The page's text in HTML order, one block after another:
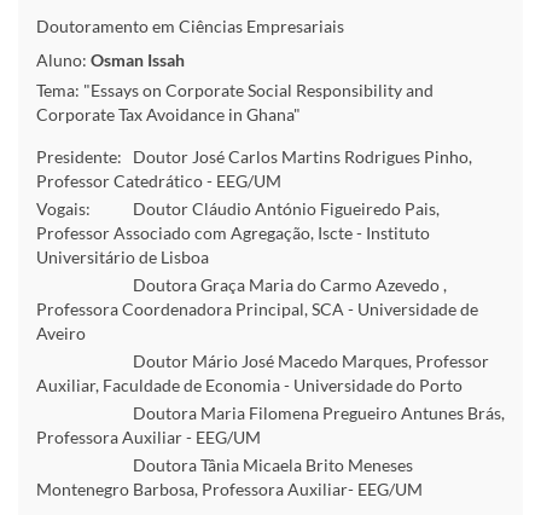
Doutoramento em Ciências Empresariais
Aluno: Osman Issah
Tema: "Essays on Corporate Social Responsibility and
Corporate Tax Avoidance in Ghana"
Presidente:
Doutor José Carlos Martins Rodrigues Pinho,
Professor Catedrático - EEG/UM
Vogais:
Doutor Cláudio António Figueiredo Pais,
Professor Associado com Agregação, Iscte - Instituto
Universitário de Lisboa
Doutora Graça Maria do Carmo Azevedo ,
Professora Coordenadora Principal, SCA - Universidade de
Aveiro
Doutor Mário José Macedo Marques, Professor
Auxiliar, Faculdade de Economia - Universidade do Porto
Doutora Maria Filomena Pregueiro Antunes Brás,
Professora Auxiliar - EEG/UM
Doutora Tânia Micaela Brito Meneses
Montenegro Barbosa, Professora Auxiliar- EEG/UM